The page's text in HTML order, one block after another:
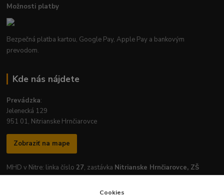
Možnosti platby
Bezpečná platba kartou, Google Pay, Apple Pay a bankovým
prevodom.
Kde nás nájdete
Prevádzka:
Jelenecká 129
951 01, Nitrianske Hrnčiarovce
Zobraziť na mape
MHD v Nitre: linka číslo 27, zastávka Nitrianske Hrnčiarovce, ZŠ
Cookies